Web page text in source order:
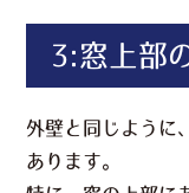
3:窓上部
外壁と同じように
あります。